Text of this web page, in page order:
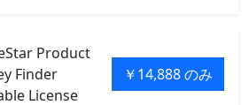
Product
Finder
License
￥14,888 のみ